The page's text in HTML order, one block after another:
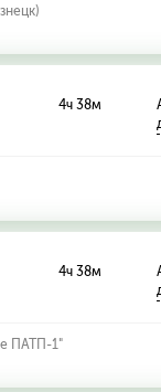
4ч 38м
4ч 38м
ПАТП-1"